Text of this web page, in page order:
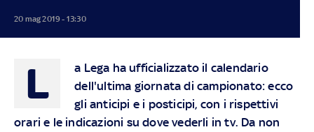
20 mag 2019 - 13:30
L
a Lega ha ufficializzato il calendario
dell'ultima giornata di campionato: ecco
gli anticipi e i posticipi, con i rispettivi
orari e le indicazioni su dove vederli in tv. Da non